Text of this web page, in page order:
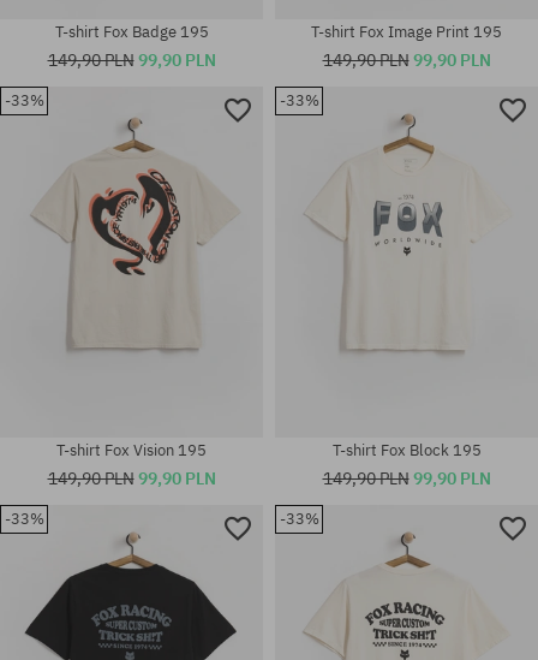
Dostępne rozmiary:
Dostępne rozmiary:
Dostępne rozmiary:
T-shirt Fox Badge 195
149,90 PLN99,90 PLN
Dostępne rozmiary:
M; L; XL
T-shirt Fox Image Print 195
149,90 PLN99,90 PLN
-33%
T-shirt Fox Vision 195
149,90 PLN99,90 PLN
-33%
T-shirt Fox Block 195
149,90 PLN99,90 PLN
-33% -33%